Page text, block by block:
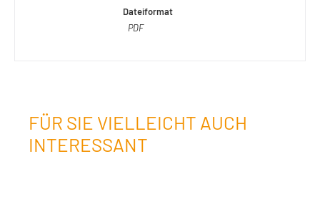
Dateiformat
PDF
FÜR SIE VIELLEICHT AUCH
INTERESSANT